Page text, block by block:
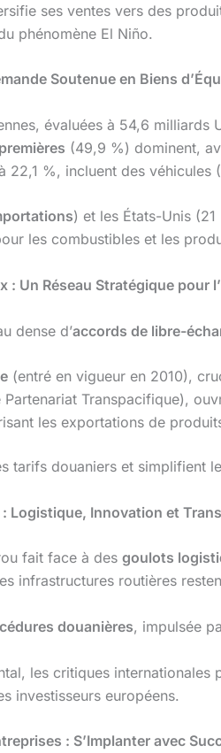
ses ventes vers des
phénomène El Niño.
Soutenue en Biens
évaluées à 54,6 milliards
(49,9 %) dominent,
22,1 %, incluent des véhicules
) et les États-Unis
les combustibles et les
: Un Réseau Stratégique pour
dense d’accords de libre-
(entré en vigueur en 2010),
Transpacifique),
les exportations de
tarifs douaniers et simplifient
Logistique, Innovation et
fait face à des goulots
infrastructures routières
douanières, impulsée
les critiques internationales
investisseurs européens.
: S’Implanter avec